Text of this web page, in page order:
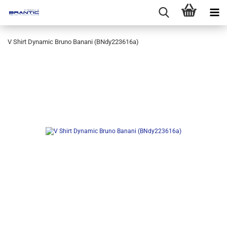
V Shirt Dynamic Bruno Banani (BNdy223616a)